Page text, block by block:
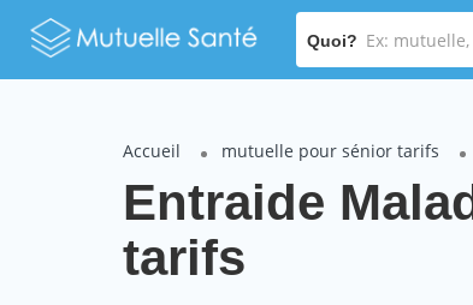
Quoi?
Accueil mutuelle pour sénior tarifs
Entraide
tarifs